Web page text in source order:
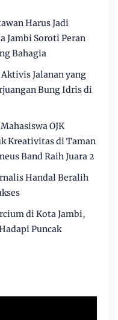
Harus Jadi
Jambi Soroti Peran
Bahagia
Jalanan yang
Bung Idris di
OJK
Kreativitas di Taman
Band Raih Juara 2
Handal Beralih
di Kota Jambi,
Puncak